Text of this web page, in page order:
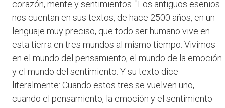
corazón, mente y sentimientos. ''Los antiguos esenios
nos cuentan en sus textos, de hace 2500 años, en un
lenguaje muy preciso, que todo ser humano vive en
esta tierra en tres mundos al mismo tiempo. Vivimos
en el mundo del pensamiento, el mundo de la emoción
y el mundo del sentimiento. Y su texto dice
literalmente: Cuando estos tres se vuelven uno,
cuando el pensamiento, la emoción y el sentimiento